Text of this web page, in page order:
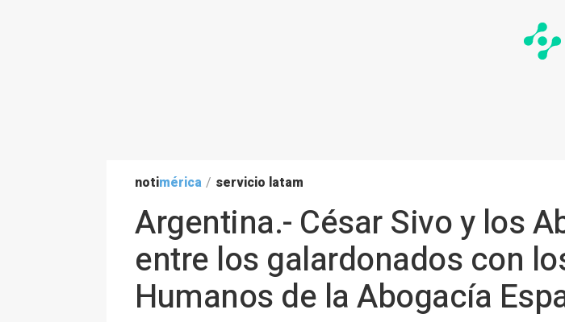
notimérica / servicio latam
Argentina.- César Sivo y los
entre los galardonados con
Humanos de la Abogacía